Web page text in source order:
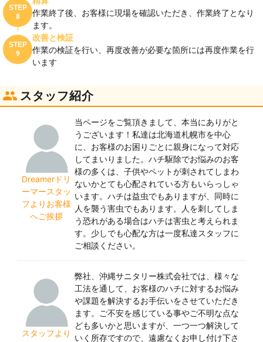
STEP
8
作業終了後、お客様に現場を確認いただき、作業終了となり
ます。
STEP
9
改善と検証
作業の検証を行い、再度改善が必要な箇所には再度作業を行
います
スタッフ紹介
Dreamerドリ
ーマースタッ
フよりお客様
へご挨拶
当ページをご覧頂きまして、本当にありがと
うございます！私達は北海道札幌市を中心
に、お客様のお困りごとに親身になって対応
してまいりました。ハチ駆除でお悩みのお客
様の多くは、子供やペットが刺されてしまわ
ないかとても心配されている方もいらっしゃ
います。ハチは益虫でもありますが、同時に
人を襲う害虫でもあります。人を刺してしま
う恐れがある場合はハチは害虫と考えられま
す。少しでも心配な方は一度私達スタッフに
ご相談ください。
スタッフより
弊社、沖縄サニタリー株式会社では、様々な
工法を通して、お客様のハチに対するお悩み
や課題を解決するお手伝いをさせていただき
ます。ご不安を感じている事やご不明な点な
ども多いかと思いますが、一つ一つ解決して
いく所存ですので、遠慮なくお申し付け下さ